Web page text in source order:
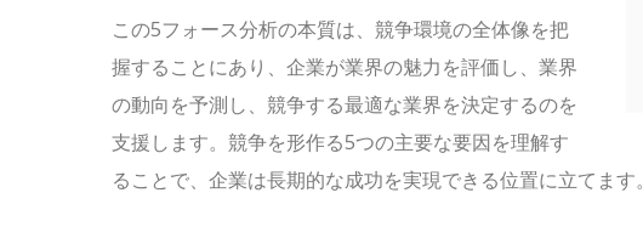
この5フォース分析の本質は、競争環境の全体像を把
握することにあり、企業が業界の魅力を評価し、業界
の動向を予測し、競争する最適な業界を決定するのを
支援します。競争を形作る5つの主要な要因を理解す
ることで、企業は長期的な成功を実現できる位置に立てます。